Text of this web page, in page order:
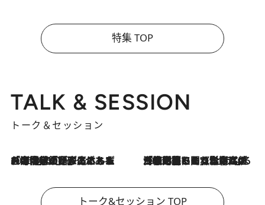
特集 TOP
TALK & SESSION
トーク＆セッション
2026.8.3
「今後値上げがあるとすれば…」「リスクがあるのは今年の冬」エネルギー専門家が語る、ホルムズ海峡封鎖が家庭にもたらす“ある心配” 2026.8.3
「住宅建てられない…」「サーチャージ料の高値が続いている」ホルムズ海峡封鎖による影響はいつまで続く？《エネルギー専門家に聞く“どうなる日本の暮らし”》
トーク&セッション TOP